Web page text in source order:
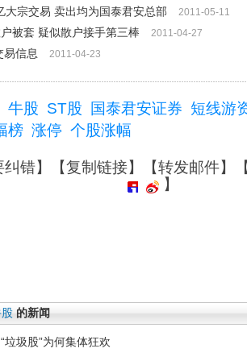
大宗交易 卖出均为国泰君安总部 2011-05-11
被套 疑似散户接手第三棒 2011-04-27
易信息 2011-04-23
牛股 ST股 国泰君安证券 短线游
榜 涨停 个股涨幅
纠错】【复制链接】【转发邮件】
】
的新闻
垃圾股”为何集体狂欢